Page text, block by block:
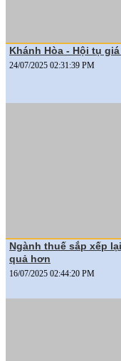
Khánh Hòa - Hội tụ
24/07/2025 02:31:39 PM
Ngành thuế sắp xếp
quả hơn
16/07/2025 02:44:20 PM